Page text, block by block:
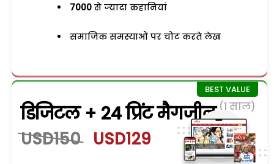
7000 से ज्यादा कहानियां
समाजिक समस्याओं पर चोट करते लेख
डिजिटल + 24 प्रिंट मैगजीन (1 साल)
USD150 USD129